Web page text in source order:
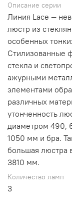
Описание серии
Линия Lace —
люстр из
особенных
Стилизованные
стекла и
ажурными
элементами
различных
утонченность
диаметром 490,
1050 мм и бра.
большая люстра
3810 мм.
Количество ламп
3